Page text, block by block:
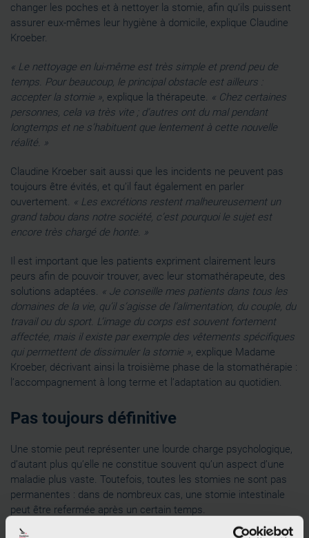
changer les poches et à nettoyer la stomie, afin qu’ils puissent
assurer eux-mêmes leur hygiène à domicile, explique Claudine
Kroeber.
« Le nettoyage en lui-même est très simple et prend peu de
temps. Pour beaucoup, le principal obstacle est ailleurs :
accepter la stomie », explique la thérapeute. « Chez certaines
personnes, cela va très vite ; d’autres ont du mal pendant
longtemps et ne s’habituent que lentement à cette nouvelle
réalité. »
Claudine Kroeber sait aussi que les incidents ne peuvent pas
toujours être évités, et qu’il faut également en parler
ouvertement. « Les excrétions restent malheureusement un
grand tabou dans notre société, c’est pourquoi le sujet est
encore très chargé de honte. »
Il est important que les patients expriment clairement leurs
peurs afin de pouvoir trouver, avec leur stomathérapeute, des
solutions adaptées. « Je conseille mes patients dans tous les
domaines de la vie, qu’il s’agisse de l’alimentation, du couple, du
travail ou du sport. L’image du corps est souvent fortement
affectée, mais il existe par exemple des vêtements spécifiques
qui permettent de dissimuler la stomie », explique Madame
Kroeber, décrivant ainsi la troisième phase de la stomathérapie :
l’accompagnement à long terme et l’adaptation au quotidien.
Pas toujours définitive
Une stomie peut représenter une lourde charge psychologique,
d’autant plus qu’elle ne constitue souvent qu’un aspect d’une
maladie plus vaste. Toutefois, toutes les stomies ne sont pas
permanentes : dans de nombreux cas, une stomie intestinale
peut être refermée après un certain temps.